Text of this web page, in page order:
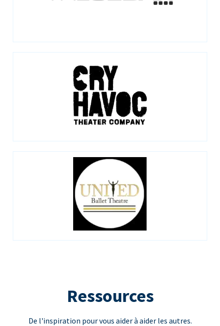
Ressources
De l'inspiration pour vous aider à aider les autres.